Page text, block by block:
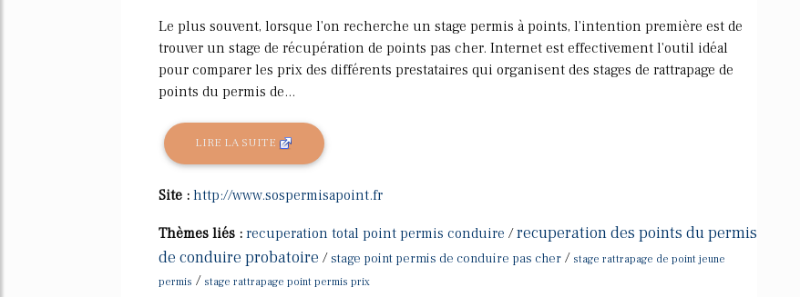
Le plus souvent, lorsque l'on recherche un stage permis à points, l'intention première est de
trouver un stage de récupération de points pas cher. Internet est effectivement l'outil idéal
pour comparer les prix des différents prestataires qui organisent des stages de rattrapage de
points du permis de...
LIRE LA SUITE
Site : http://www.sospermisapoint.fr
Thèmes liés : recuperation total point permis conduire /recuperation des points du permis
de conduire probatoire /stage point permis de conduire pas cher / stage rattrapage de point jeune
permis / stage rattrapage point permis prix